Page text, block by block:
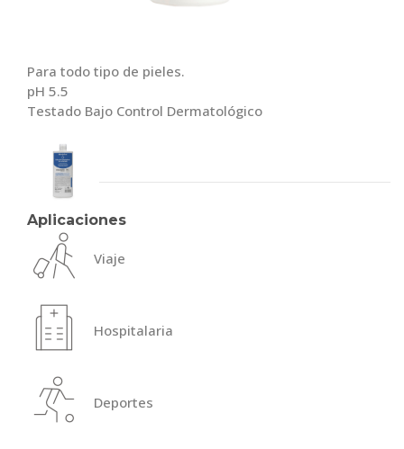
Para todo tipo de pieles.
pH 5.5
Testado Bajo Control Dermatológico
Aplicaciones
Viaje
Hospitalaria
Deportes